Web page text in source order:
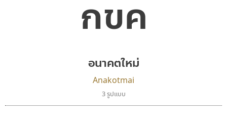
กขค
อนาคตใหม่
Anakotmai
3 รูปแบบ